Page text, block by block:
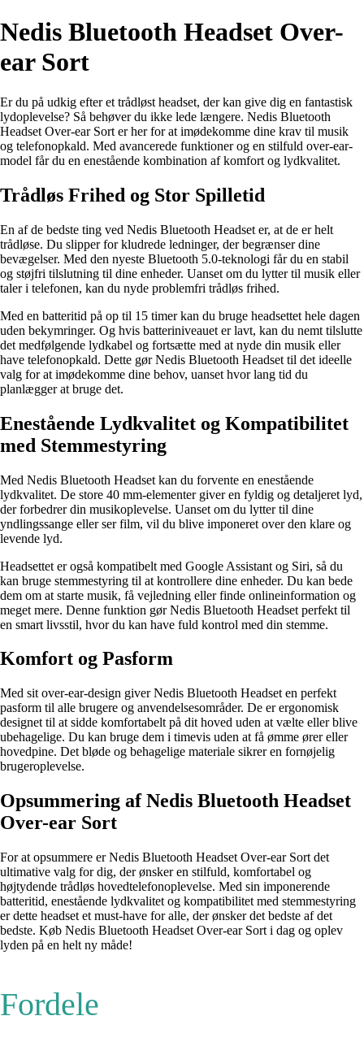
Nedis Bluetooth Headset Over-
ear Sort
Er du på udkig efter et trådløst headset, der kan give dig en fantastisk
lydoplevelse? Så behøver du ikke lede længere. Nedis Bluetooth
Headset Over-ear Sort er her for at imødekomme dine krav til musik
og telefonopkald. Med avancerede funktioner og en stilfuld over-ear-
model får du en enestående kombination af komfort og lydkvalitet.
Trådløs Frihed og Stor Spilletid
En af de bedste ting ved Nedis Bluetooth Headset er, at de er helt
trådløse. Du slipper for kludrede ledninger, der begrænser dine
bevægelser. Med den nyeste Bluetooth 5.0-teknologi får du en stabil
og støjfri tilslutning til dine enheder. Uanset om du lytter til musik eller
taler i telefonen, kan du nyde problemfri trådløs frihed.
Med en batteritid på op til 15 timer kan du bruge headsettet hele dagen
uden bekymringer. Og hvis batteriniveauet er lavt, kan du nemt tilslutte
det medfølgende lydkabel og fortsætte med at nyde din musik eller
have telefonopkald. Dette gør Nedis Bluetooth Headset til det ideelle
valg for at imødekomme dine behov, uanset hvor lang tid du
planlægger at bruge det.
Enestående Lydkvalitet og Kompatibilitet
med Stemmestyring
Med Nedis Bluetooth Headset kan du forvente en enestående
lydkvalitet. De store 40 mm-elementer giver en fyldig og detaljeret lyd,
der forbedrer din musikoplevelse. Uanset om du lytter til dine
yndlingssange eller ser film, vil du blive imponeret over den klare og
levende lyd.
Headsettet er også kompatibelt med Google Assistant og Siri, så du
kan bruge stemmestyring til at kontrollere dine enheder. Du kan bede
dem om at starte musik, få vejledning eller finde onlineinformation og
meget mere. Denne funktion gør Nedis Bluetooth Headset perfekt til
en smart livsstil, hvor du kan have fuld kontrol med din stemme.
Komfort og Pasform
Med sit over-ear-design giver Nedis Bluetooth Headset en perfekt
pasform til alle brugere og anvendelsesområder. De er ergonomisk
designet til at sidde komfortabelt på dit hoved uden at vælte eller blive
ubehagelige. Du kan bruge dem i timevis uden at få ømme ører eller
hovedpine. Det bløde og behagelige materiale sikrer en fornøjelig
brugeroplevelse.
Opsummering af Nedis Bluetooth Headset
Over-ear Sort
For at opsummere er Nedis Bluetooth Headset Over-ear Sort det
ultimative valg for dig, der ønsker en stilfuld, komfortabel og
højtydende trådløs hovedtelefonoplevelse. Med sin imponerende
batteritid, enestående lydkvalitet og kompatibilitet med stemmestyring
er dette headset et must-have for alle, der ønsker det bedste af det
bedste. Køb Nedis Bluetooth Headset Over-ear Sort i dag og oplev
lyden på en helt ny måde!
Fordele